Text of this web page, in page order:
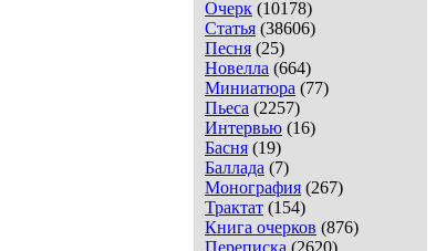
Очерк (10178)
Статья (38606)
Песня (25)
Новелла (664)
Миниатюра (77)
Пьеса (2257)
Интервью (16)
Басня (19)
Баллада (7)
Монография (267)
Трактат (154)
Книга очерков (876)